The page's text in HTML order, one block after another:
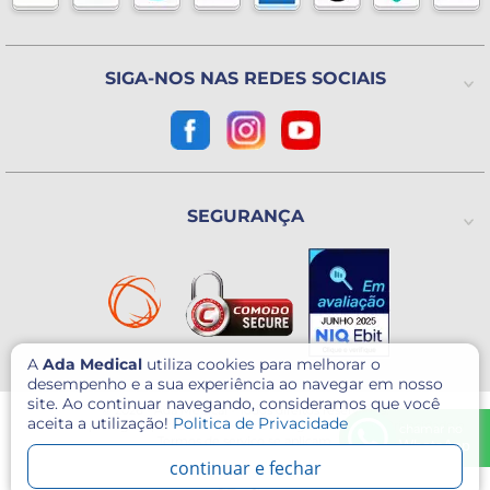
WhatsApp
A Ada Medical utiliza cookies para melhorar o
desempenho e a sua experiência ao navegar em nosso
site. Ao continuar navegando, consideramos que você
aceita a utilização! Politica de Privacidade
continuar e fechar
(Exceto Feriados)
Utinga - Santo André / SP
CEP: 09220-611
Como chegar?
CNPJ: 07.003.260/0001-60
SIGA-NOS NAS REDES SOCIAIS
SEGURANÇA
© 2026 - Ada Medical - Todos direitos reservados.
Este site é protegido por reCAPTCHA e o GooglePolítica de Privacidade
Termos de serviçose aplicam.